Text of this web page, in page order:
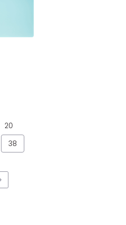
20
38